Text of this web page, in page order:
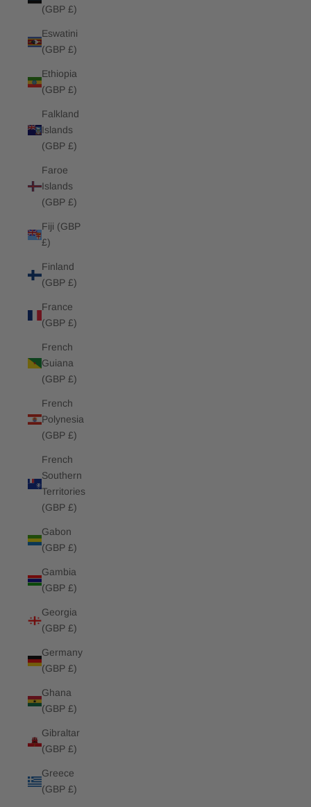
(GBP £)
Eswatini
(GBP £)
Ethiopia
(GBP £)
Falkland
Islands
(GBP £)
Faroe
Islands
(GBP £)
Fiji (GBP
£)
Finland
(GBP £)
France
(GBP £)
French
Guiana
(GBP £)
French
Polynesia
(GBP £)
French
Southern
Territories
(GBP £)
Gabon
(GBP £)
Gambia
(GBP £)
Georgia
(GBP £)
Germany
(GBP £)
Ghana
(GBP £)
Gibraltar
(GBP £)
Greece
(GBP £)